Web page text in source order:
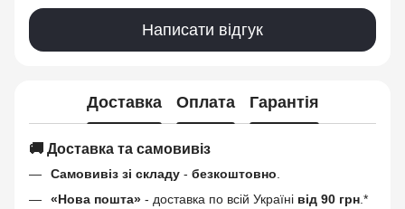
Написати відгук
Доставка Оплата Гарантія
🚚 Доставка та самовивіз
Самовивіз зі складу - безкоштовно
«Нова пошта» - доставка по всій Україні від 90 грн.*